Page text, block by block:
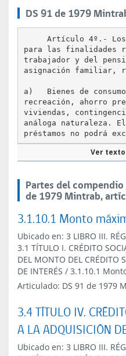
DS 91 de 1979
Artículo 4º.-
para las finalidades
trabajador y del
asignación familiar,
a)   Bienes de
recreación, ahorro
viviendas,
análoga naturaleza.
préstamos no podrá
En el caso de
antes indicado podrá
b)   Préstamos
refinanciamiento de
cuarenta años.
Las Cajas de
administrar mutuos
Hacienda, siempre
Seguros. Para
registro, las Cajas
Superintendencia de
acreditar que cumple
liquidez que
Ver
Partes del
de 1979 Mintrab,
3.1.10.1 Monto
Ubicado en: 3 LIBRO III.
3.1 TÍTULO I. CRÉDITO
DEL MONTO DEL CRÉDITO
DE INTERÉS / 3.1.10.1
Articulado: DS 91 de 1979
3.4 TÍTULO IV.
A LA ADQUISICIÓN
Ubicado en: 3 LIBRO III.